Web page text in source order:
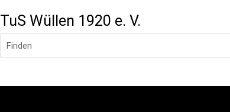
TuS Wüllen 1920 e. V.
Finden